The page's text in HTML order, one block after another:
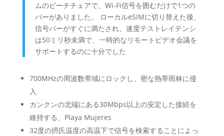
ムのビーチチェアで、Wi-Fi信号を囲むだけで1つの
バーがありました。 ローカルeSIMに切り替えた後、
信号バーがすぐに満たされ、速度テストレイテンシ
は50ミリ秒未満で、一時的なリモートビデオ会議を
サポートするのに十分でした
700MHzの周波数帯域にロックし、密な熱帯雨林に侵
入
カンクンの北端にある30Mbps以上の安定した接続を
維持する、Playa Mujeres
32度の摂氏温度の高温下で信号を検索することによっ